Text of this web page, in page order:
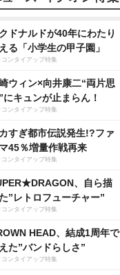
ドナルドが40年にわたり
る「小学生の甲子園」
コンタイアップ特集
ウィン×向井康二“両片思
にキュンが止まらん！
コンタイアップ特集
すぎ都市伝説発生!?ファ
45％増量作戦再来
コンタイアップ特集
、自ら描
”レトロフューチャー”
コンタイアップ特集
HEAD、結成1周年で
た”バンドらしさ”
コンタイアップ特集